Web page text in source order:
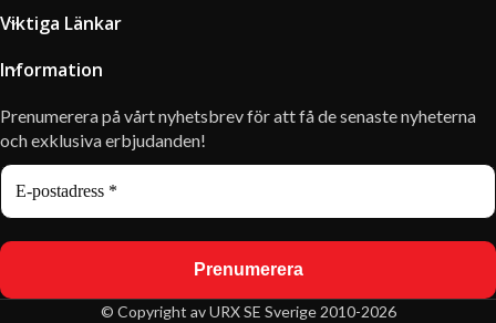
Viktiga Länkar
Information
Prenumerera på vårt nyhetsbrev för att få de senaste nyheterna
och exklusiva erbjudanden!
© Copyright av URX SE Sverige 2010-2026